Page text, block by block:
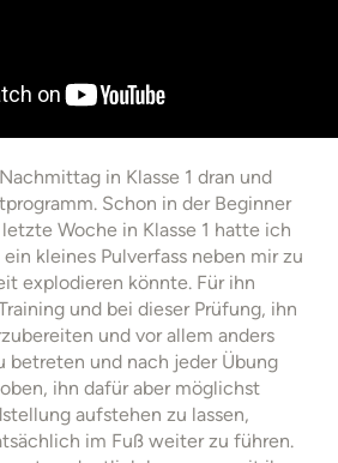
in Klasse 1 dran und
Schon in der Beginner
Woche in Klasse 1 hatte ich
kleines Pulverfass neben mir zu
explodieren könnte. Für ihn
und bei dieser Prüfung, ihn
und vor allem anders
betreten und nach jeder Übung
ihn dafür aber möglichst
aufstehen zu lassen,
im Fuß weiter zu führen.